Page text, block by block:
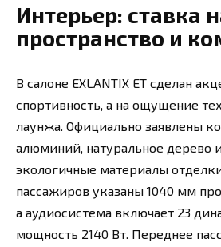
Интерьер: ставка
пространство и
В салоне EXLANTIX ET сделан
спортивность, а на ощущение
лаунжа. Официально заявлены
алюминий, натуральное дерево
экологичные материалы
пассажиров указаны 1040 мм
а аудиосистема включает 23
мощность 2140 Вт. Переднее